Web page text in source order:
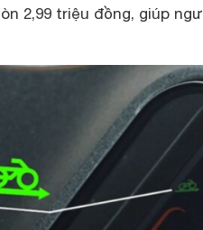
2,99 triệu đồng, giúp